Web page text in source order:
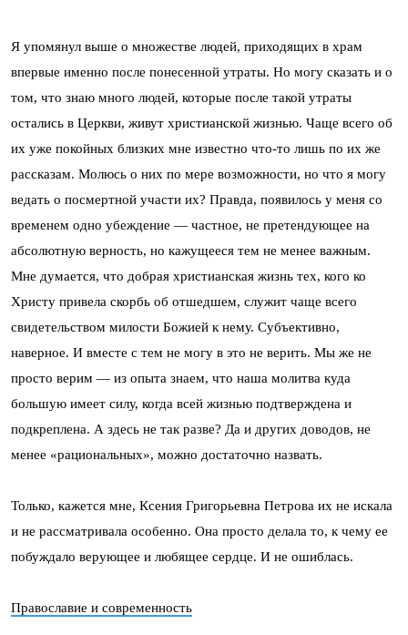
Я упомянул выше о множестве людей, приходящих в храм
впервые именно после понесенной утраты. Но могу сказать и о
том, что знаю много людей, которые после такой утраты
остались в Церкви, живут христианской жизнью. Чаще всего об
их уже покойных близких мне известно что-то лишь по их же
рассказам. Молюсь о них по мере возможности, но что я могу
ведать о посмертной участи их? Правда, появилось у меня со
временем одно убеждение — частное, не претендующее на
абсолютную верность, но кажущееся тем не менее важным.
Мне думается, что добрая христианская жизнь тех, кого ко
Христу привела скорбь об отшедшем, служит чаще всего
свидетельством милости Божией к нему. Субъективно,
наверное. И вместе с тем не могу в это не верить. Мы же не
просто верим — из опыта знаем, что наша молитва куда
большую имеет силу, когда всей жизнью подтверждена и
подкреплена. А здесь не так разве? Да и других доводов, не
менее «рациональных», можно достаточно назвать.
Только, кажется мне, Ксения Григорьевна Петрова их не искала
и не рассматривала особенно. Она просто делала то, к чему ее
побуждало верующее и любящее сердце. И не ошиблась.
Православие и современность